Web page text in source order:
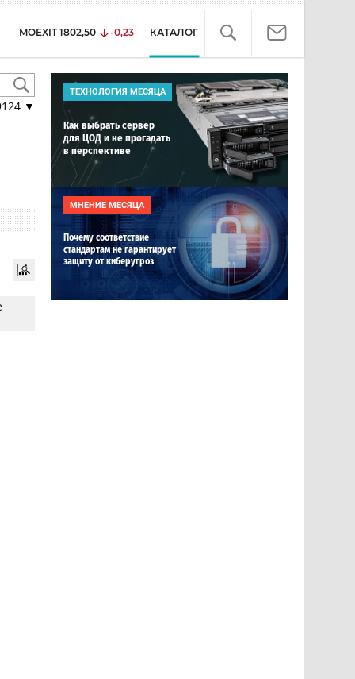
MOEXIT 1802,50 -0,23 КАТАЛОГ
▼
ТЕХНОЛОГИЯ МЕСЯЦА
Как выбрать сервер
для ЦОД и не прогадать
в перспективе
МНЕНИЕ МЕСЯЦА
Почему соответствие
стандартам не гарантирует
защиту от киберугроз